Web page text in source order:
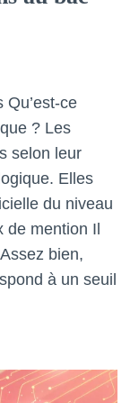
Qu’est-ce
? Les
selon leur
Elles
du niveau
mention Il
bien,
à un seuil